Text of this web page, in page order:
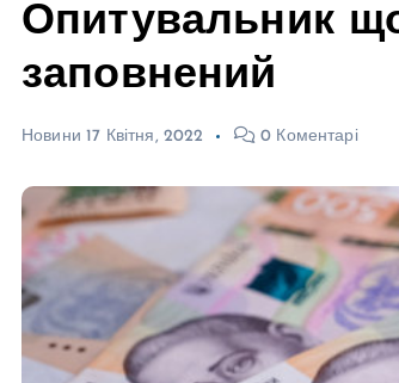
Опитувальник
заповнений
Новини 17 Квітня, 2022 0 Коментарі